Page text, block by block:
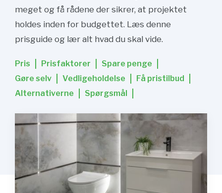
meget og få rådene der sikrer, at projektet
holdes inden for budgettet. Læs denne
prisguide og lær alt hvad du skal vide.
Pris Prisfaktorer
Spare penge
Gøre selv
Vedligeholdelse
Få pristilbud
Alternativerne
Spørgsmål